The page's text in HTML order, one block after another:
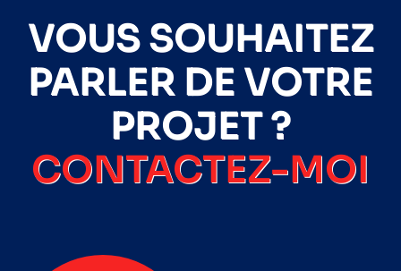
VOUS SOUHAITEZ
PARLER DE VOTRE
PROJET ?
CONTACTEZ-MOI